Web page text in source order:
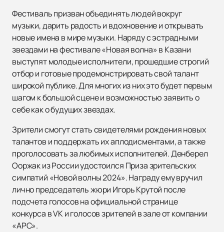
Фестиваль призван объединять людей вокруг
музыки, дарить радость и вдохновение и открывать
новые имена в мире музыки. Наряду с эстрадными
звездами на фестивале «Новая волна» в Казани
выступят молодые исполнители, прошедшие строгий
отбор и готовые продемонстрировать свой талант
широкой публике. Для многих из них это будет первым
шагом к большой сцене и возможностью заявить о
себе как о будущих звездах.
Зрители смогут стать свидетелями рождения новых
талантов и поддержать их аплодисментами, а также
проголосовать за любимых исполнителей. Денберел
Ооржак из России удостоился Приза зрительских
симпатий «Новой волны 2024». Награду ему вручил
лично председатель жюри Игорь Крутой после
подсчета голосов на официальной странице
конкурса в VK и голосов зрителей в зале от компании
«АРС».